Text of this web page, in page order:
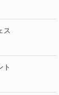
ス
ト